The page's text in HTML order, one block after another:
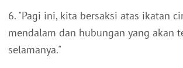
6. "Pagi ini, kita bersaksi atas ikatan
mendalam dan hubungan yang akan
selamanya."